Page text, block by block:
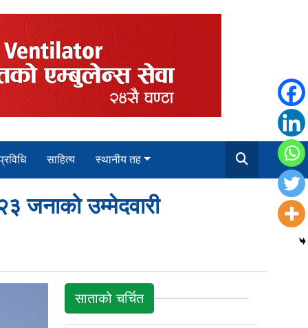
साहित्य स्थानीय तह
जनाको उम्मेदवारी
साताको चर्चित